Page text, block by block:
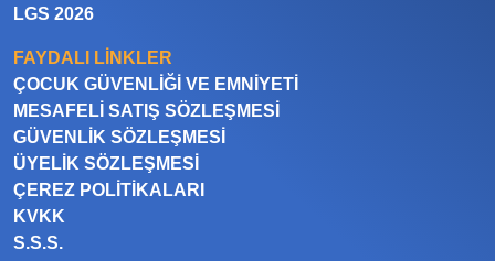
LGS 2026
FAYDALI LINKLER
ÇOCUK GÜVENLIĞI VE EMNIYETI
MESAFELI SATIŞ SÖZLEŞMESI
GÜVENLIK SÖZLEŞMESI
ÜYELIK SÖZLEŞMESI
ÇEREZ POLITIKALARI
KVKK
S.S.S.